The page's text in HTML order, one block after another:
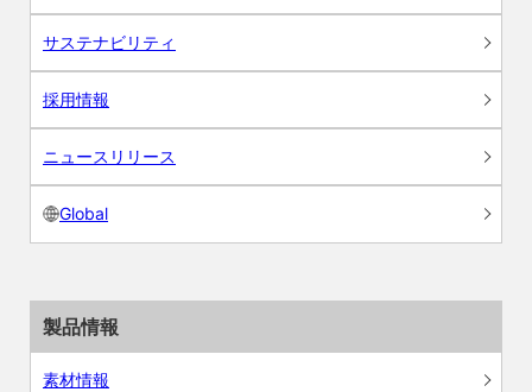
サステナビリティ
採用情報
ニュースリリース
Global
製品情報
素材情報